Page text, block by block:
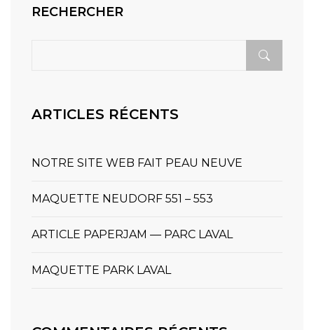
RECHERCHER
ARTICLES RÉCENTS
NOTRE SITE WEB FAIT PEAU NEUVE
MAQUETTE NEUDORF 551 – 553
ARTICLE PAPERJAM — PARC LAVAL
MAQUETTE PARK LAVAL